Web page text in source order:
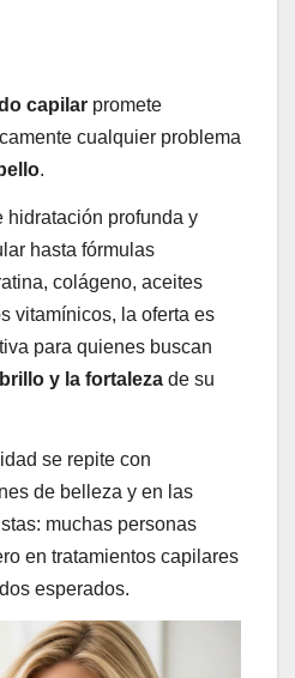
capilar promete
cualquier problema
.
hidratación profunda y
hasta fórmulas
colágeno, aceites
vitamínicos, la oferta es
para quienes buscan
y la fortaleza de su
se repite con
de belleza y en las
muchas personas
en tratamientos capilares
esperados.